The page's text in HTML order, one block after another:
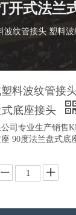
式法兰
波纹管接头 塑料
料波纹管接
底座接头
司专业生产销售
90度法兰盘式